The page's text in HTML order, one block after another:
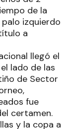
de la
izquierdo
a
llegó el
lado de las
de Sector
fue
certamen.
y la copa a